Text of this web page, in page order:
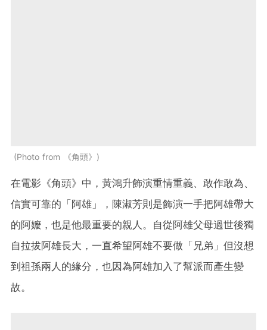
Photo from 《角頭》
在電影《角頭》中，黃鴻升飾演重情重義、敢作敢為、
信實可靠的「阿雄」，陳淑芳則是飾演一手把阿雄帶大
的阿嬤，也是他最重要的親人。自從阿雄父母過世後獨
自拉拔阿雄長大，一直希望阿雄不要做「兄弟」但沒想
到祖孫兩人的緣分，也因為阿雄加入了幫派而產生變
故。